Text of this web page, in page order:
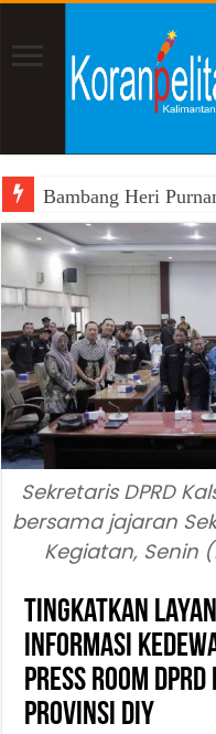
Bambang Heri
Sekretaris DPRD
bersama jajaran
Kegiatan, Senin
Tingkatkan
Informasi
Press Room
Provinsi DIY